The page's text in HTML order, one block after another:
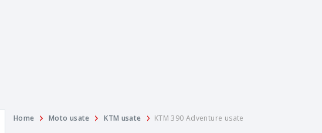
Home Moto usate KTM usate KTM 390 Adventure usate